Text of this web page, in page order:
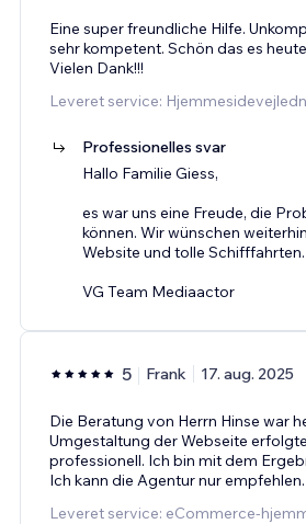
Eine super freundliche Hilfe.
sehr kompetent. Schön das es
Vielen Dank!!!
Leveret service:
Professionelles svar
Hallo Familie Giess,
es war uns eine Freude, die
können. Wir wünschen
Website und tolle Schifffahrten.
VG Team Mediaactor
5 Frank 17. aug. 2025
Die Beratung von Herrn Hinse war
Umgestaltung der Webseite
professionell. Ich bin mit dem
Ich kann die Agentur nur empfehlen.
Leveret service: eCommerce-